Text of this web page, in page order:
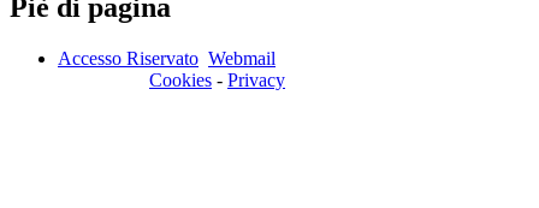
Piè di pagina
Accesso Riservato Webmail
Cookies - Privacy